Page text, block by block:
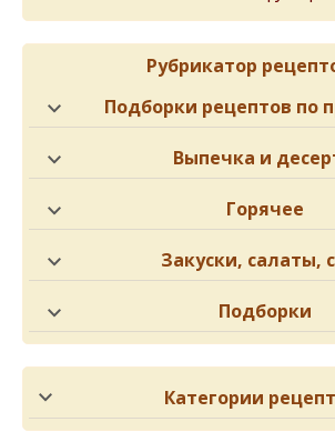
Рубрикатор
Подборки рецептов по
Выпечка и
Горячее
Закуски, салаты,
Подборки
Категории